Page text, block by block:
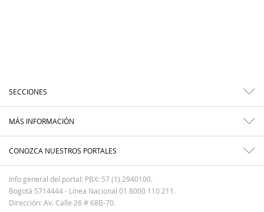
SECCIONES
MÁS INFORMACIÓN
CONOZCA NUESTROS PORTALES
Info general del portal: PBX: 57 (1) 2940100.
Bogotá 5714444 - Línea Nacional 01 8000 110 211.
Dirección: Av. Calle 26 # 68B-70.